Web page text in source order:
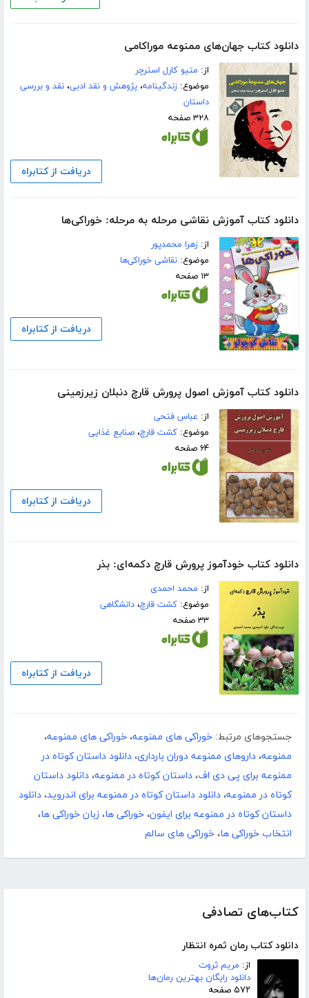
کتاب‌های تصادفی
دانلود کتاب رمان ثمره انتظار
از: مریم ثروت
دانلود رایگان بهترین رمان‌ها
۵۷۲ صفحه
دانلود کتاب جهان‌های ممنوعه موراکامی
از: متیو کارل استرچر
موضوع:زندگینامه،پژوهش و نقد ادبی،نقد و بررسی
داستان
۳۲۸ صفحه
دریافت از کتابراه
دانلود کتاب آموزش نقاشی مرحله به مرحله: خوراکی‌ها
از:زهرا محمدپور
موضوع:نقاشی خوراکی‌ها
۱۳ صفحه
دریافت از کتابراه
دانلود کتاب آموزش اصول پرورش قارچ دنبلان زیرزمینی
از: عباس فتحی
موضوع:کشت قارچ،صنایع غذایی
۶۴ صفحه
دریافت از کتابراه
دانلود کتاب خودآموز پرورش قارچ دکمه‌ای: بذر
از: محمد احمدی
موضوع:کشت قارچ،دانشگاهی
۳۳ صفحه
دریافت از کتابراه
جستجوهای مرتبط: خوراکی های ممنوعه، خوراکی های ممنوعه،
ممنوعه، داروهای ممنوعه دوران بارداری، دانلود داستان کوتاه در
ممنوعه برای پی دی اف، داستان کوتاه در ممنوعه، دانلود داستان
کوتاه در ممنوعه، دانلود داستان کوتاه در ممنوعه برای اندروید، دانلود
داستان کوتاه در ممنوعه برای ایفون، خوراکی ها، زبان خوراکی ها،
انتخاب خوراکی ها، خوراکی های سالم